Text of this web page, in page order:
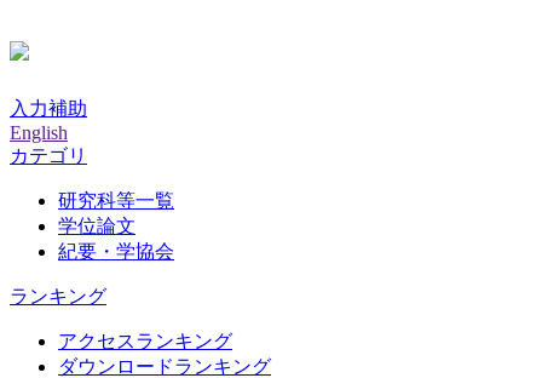
入力補助
English
カテゴリ
研究科等一覧
学位論文
紀要・学協会
ランキング
アクセスランキング
ダウンロードランキング